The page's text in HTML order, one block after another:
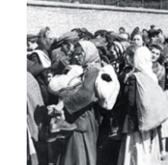
Voir
l'image
agrandie